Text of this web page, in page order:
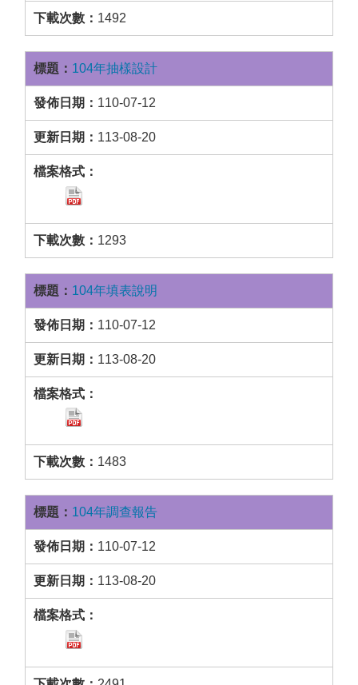
1492
104年抽樣設計
110-07-12
113-08-20
1293
104年填表說明
110-07-12
113-08-20
1483
104年調查報告
110-07-12
113-08-20